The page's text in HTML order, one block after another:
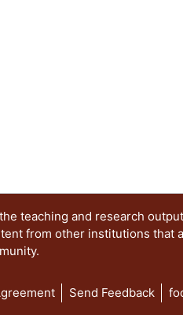
teaching and research
from other institutions that
Send Feedback